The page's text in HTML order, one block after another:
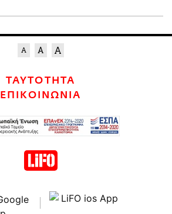
ΤΑΥΤΟΤΗΤΑ
ΕΠΙΚΟΙΝΩΝΙΑ